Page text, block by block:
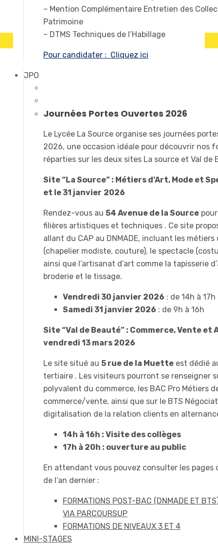
– Mention Complémentaire Entretien des
Patrimoine
– DTMS Techniques de l’Habillage
Pour candidater : Cliquez ici
JPO
Journées Portes Ouvertes 2026
Le Lycée La Source organise ses journées
2026, une occasion idéale pour découvrir nos
réparties sur les deux sites La source et Val de
Site “La Source” : Métiers d’Art, Mode et
et le 31 janvier 2026
Rendez-vous au 54 Avenue de la Source
filières artistiques et techniques . Ce site
allant du CAP au DNMADE, incluant les métiers
(chapelier modiste, couture), le spectacle
ainsi que l’artisanat d’art comme la tapisserie
broderie et le tissage.
Vendredi 30 janvier 2026 : de 14h à 17h
Samedi 31 janvier 2026 : de 9h à 16h
Site “Val de Beauté” : Commerce, Vente et
vendredi 13 mars 2026
Le site situé au 5 rue de la Muette est dédié
tertiaire . Les visiteurs pourront se renseigner
polyvalent du commerce, les BAC Pro Métiers
commerce/vente, ainsi que sur le BTS
digitalisation de la relation clients en
14h à 16h : Visite des collèges
17h à 20h : ouverture au public
En attendant vous pouvez consulter les pages
de l’an dernier :
FORMATIONS POST-BAC (DNMADE ET
VIA PARCOURSUP
FORMATIONS DE NIVEAUX 3 ET 4
MINI-STAGES